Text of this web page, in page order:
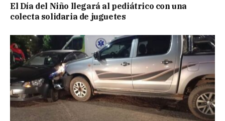
El Día del Niño llegará al pediátrico con una
colecta solidaria de juguetes